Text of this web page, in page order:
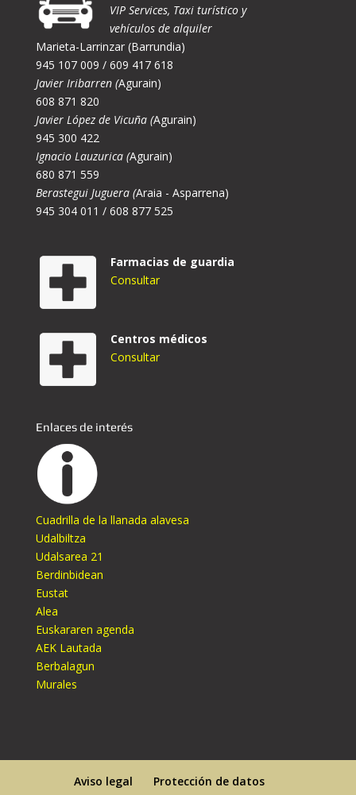
VIP Services, Taxi turístico y
vehículos de alquiler
Marieta-Larrinzar (Barrundia)
945 107 009 / 609 417 618
Javier Iribarren (Agurain)
608 871 820
Javier López de Vicuña (Agurain)
945 300 422
Ignacio Lauzurica (Agurain)
680 871 559
Berastegui Juguera (Araia - Asparrena)
945 304 011 / 608 877 525
Farmacias de guardia
Consultar
Centros médicos
Consultar
Enlaces de interés
Cuadrilla de la llanada alavesa
Udalbiltza
Udalsarea 21
Berdinbidean
Eustat
Alea
Euskararen agenda
AEK Lautada
Berbalagun
Murales
Aviso legal
Protección de datos